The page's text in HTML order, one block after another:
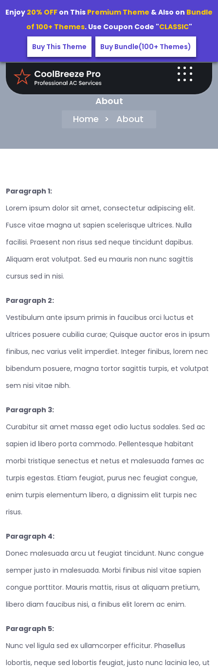
About
Home > About
Paragraph 1:
Lorem ipsum dolor sit amet, consectetur adipiscing elit.
Fusce vitae magna ut sapien scelerisque ultrices. Nulla
facilisi. Praesent non risus sed neque tincidunt dapibus.
Aliquam erat volutpat. Sed eu mauris non nunc sagittis
cursus sed in nisi.
Paragraph 2:
Vestibulum ante ipsum primis in faucibus orci luctus et
ultrices posuere cubilia curae; Quisque auctor eros in ipsum
finibus, nec varius velit imperdiet. Integer finibus, lorem nec
bibendum posuere, magna tortor sagittis turpis, et volutpat
sem nisi vitae nibh.
Paragraph 3:
Curabitur sit amet massa eget odio luctus sodales. Sed ac
sapien id libero porta commodo. Pellentesque habitant
morbi tristique senectus et netus et malesuada fames ac
turpis egestas. Etiam feugiat, purus nec feugiat congue,
enim turpis elementum libero, a dignissim elit turpis nec
risus.
Paragraph 4:
Donec malesuada arcu ut feugiat tincidunt. Nunc congue
semper justo in malesuada. Morbi finibus nisl vitae sapien
congue porttitor. Mauris mattis, risus at aliquam pretium,
libero diam faucibus nisi, a finibus elit lorem ac enim.
Paragraph 5:
Nunc vel ligula sed ex ullamcorper efficitur. Phasellus
lobortis, neque sed lobortis feugiat, justo nunc lacinia leo, ut
Enjoy 20% OFF on This Premium Theme & Also on Bundle
of 100+ Themes. Use Coupon Code "CLASSIC"
Buy This Theme Buy Bundle(100+ Themes)